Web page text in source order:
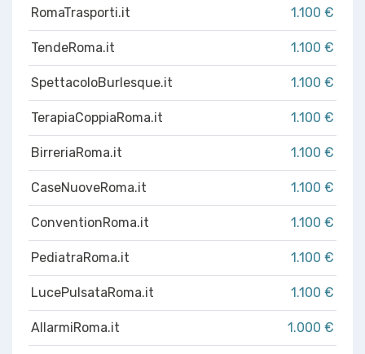
RomaTrasporti.it 1.100 €
TendeRoma.it 1.100 €
SpettacoloBurlesque.it 1.100 €
TerapiaCoppiaRoma.it 1.100 €
BirreriaRoma.it 1.100 €
CaseNuoveRoma.it 1.100 €
ConventionRoma.it 1.100 €
PediatraRoma.it 1.100 €
LucePulsataRoma.it 1.100 €
AllarmiRoma.it 1.000 €